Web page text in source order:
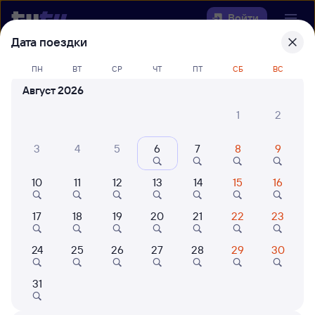
Войти
Выберите день, чтобы найтиж/д
билеты Шаля — Брантовка
42 млн путешествуют с
Дата поездки
ПН ВТ СР ЧТ ПТ СБ ВС
Август 2026
1
2
3 4 5 6 7 8 9
10 11 12 13 14 15 16
17 18 19 20 21 22 23
24 25 26 27 28 29 30
31